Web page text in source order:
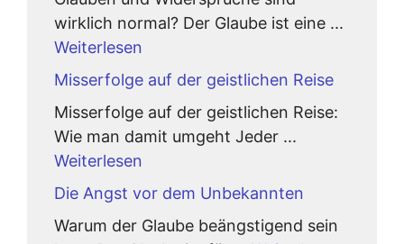
wirklich normal? Der Glaube ist eine ...
Weiterlesen
Misserfolge auf der geistlichen Reise
Misserfolge auf der geistlichen Reise:
Wie man damit umgeht Jeder ...
Weiterlesen
Die Angst vor dem Unbekannten
Warum der Glaube beängstigend sein